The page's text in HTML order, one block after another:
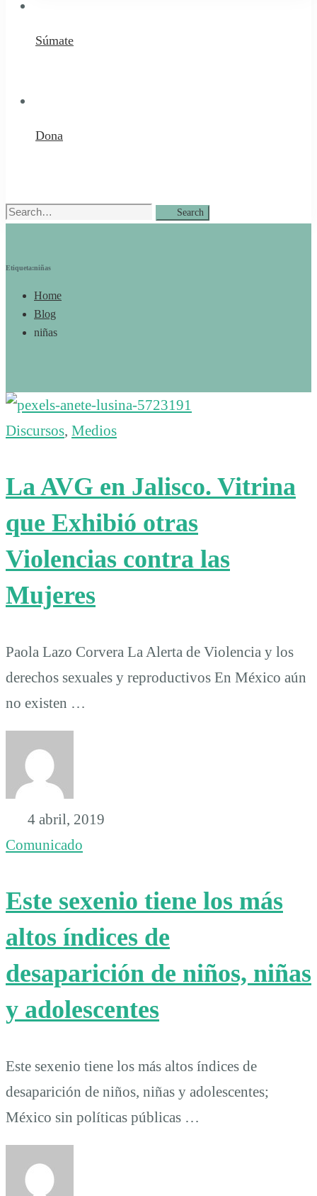
Súmate
Dona
Search
Search
Etiqueta:niñas
Home
Blog
niñas
Discursos, Medios
La AVG en Jalisco. Vitrina
que Exhibió otras
Violencias contra las
Mujeres
Paola Lazo Corvera La Alerta de Violencia y los
derechos sexuales y reproductivos En México aún
no existen …
4 abril, 2019
Comunicado
Este sexenio tiene los más
altos índices de
desaparición de niños, niñas
y adolescentes
Este sexenio tiene los más altos índices de
desaparición de niños, niñas y adolescentes;
México sin políticas públicas …